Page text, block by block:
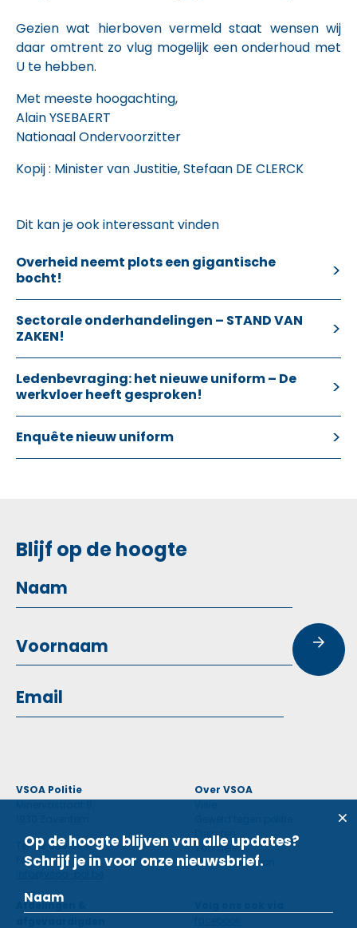
Gezien wat hierboven vermeld staat wensen wij
daar omtrent zo vlug mogelijk een onderhoud met
U te hebben.
Met meeste hoogachting,
Alain YSEBAERT
Nationaal Ondervoorzitter
Kopij : Minister van Justitie, Stefaan DE CLERCK
Dit kan je ook interessant vinden
Overheid neemt plots een gigantische
bocht!
Sectorale onderhandelingen – STAND VAN
ZAKEN!
Ledenbevraging: het nieuwe uniform – De
werkvloer heeft gesproken!
Enquête nieuw uniform
Blijf op de hoogte
VSOA Politie
Tel: 02 660 59 11
Fax: 02 660 50 97
info@vsoa-pol.be
Over VSOA
Diensten
Voordelen
Contactpersoon
Afdelingen &
Op de hoogte blijven van alle updates?
Schrijf je in voor onze nieuwsbrief.